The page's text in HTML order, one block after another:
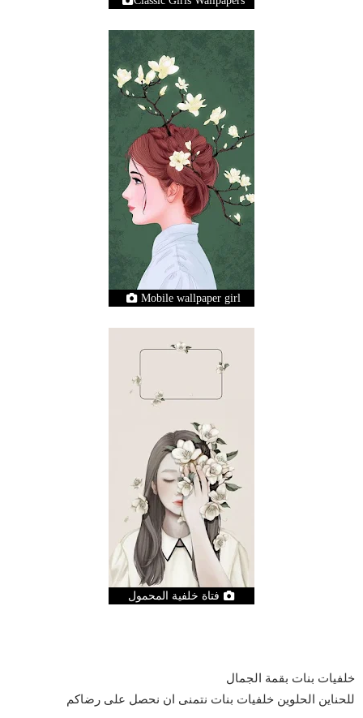
Mobile wallpaper girl
فتاة خلفية المحمول
خلفيات بنات بقمة الجمال
للحناين الحلوين خلفيات بنات نتمنى ان نحصل على رضاكم